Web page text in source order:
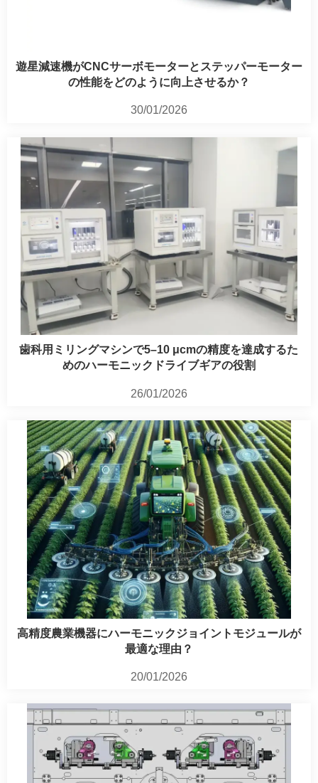
遊星減速機がCNCサーボモーターとステッパーモーター
の性能をどのように向上させるか？
30/01/2026
歯科用ミリングマシンで5–10 μcmの精度を達成するた
めのハーモニックドライブギアの役割
26/01/2026
高精度農業機器にハーモニックジョイントモジュールが
最適な理由？
20/01/2026